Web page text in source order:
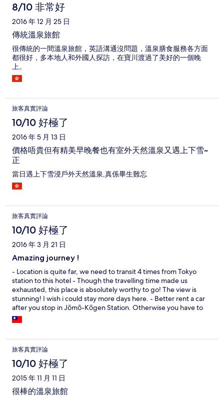
8/10 非常好
2016 年 12 月 25 日
傳統溫泉旅館
很傳統的一間溫泉旅館，英語溝通沒問題，溫泉膳食服務各方面
都很好，多本地人和外國人探訪，在寶川渡過了美好的一個晚
上。
旅客真實評論
10/10 好極了
2016 年 5 月 13 日
價格唔貴但有精美早晚餐也有室外天然溫泉又遇上下雪~
正
當日遇上下雪浸戶外天然溫泉,真係畢生難忘
旅客真實評論
10/10 好極了
2016 年 3 月 21 日
Amazing journey !
- Location is quite far, we need to transit 4 times from Tokyo
station to this hotel - Though the travelling time made us
exhausted, this place is absolutely worthy to go! The view is
stunning! I wish i could stay more days here. - Better rent a car
after you stop in Jōmō-Kōgen Station. Otherwise you have to
wait for many hrs for another buses. - The assistant who is from
Taiwan is extremely helpful and caring! He offers professional
arrival. It was really dark at night when we arrived and his
"appearance" really comforted us! Thank you! - The dinner and
breakfast are special and amazing. My boyfriend loves it! - Our
room faces the river, amazing view!! However, the wifi
connection is quite poor... - Bathroom is...the worst, i can't
旅客真實評論
10/10 好極了
2015 年 11 月 11 日
很棒的溫泉旅館